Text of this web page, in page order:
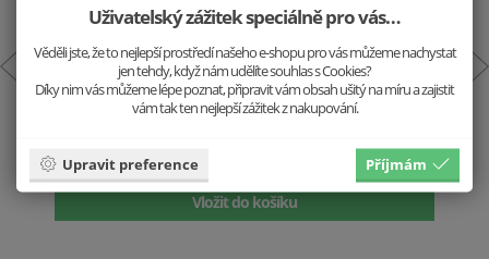
Vložit do košíku
Uživatelský zážitek speciálně pro vás…
Věděli jste, že to nejlepší prostředí našeho e-shopu pro vás můžeme nachystat
jen tehdy, když nám udělíte souhlas s Cookies?
Díky nim vás můžeme lépe poznat, připravit vám obsah ušitý na míru a zajistit
vám tak ten nejlepší zážitek z nakupování.
Upravit preference Příjmám